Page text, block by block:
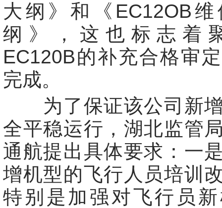
大纲》和《EC12OB
纲》，这也标志着
EC120B的补充合格审
完成。
为了保证该公司新增
全平稳运行，湖北监管
通航提出具体要求：一
增机型的飞行人员培训
特别是加强对飞行员